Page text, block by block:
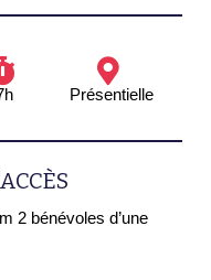
Présentielle
2 bénévoles d’une